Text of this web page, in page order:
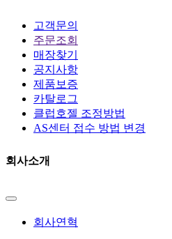
고객문의
주문조회
매장찾기
공지사항
제품보증
카탈로그
클럽호젤 조정방법
AS센터 접수 방법 변경
회사소개
회사연혁